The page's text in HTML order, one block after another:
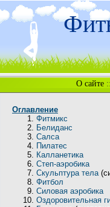
О сайте
Оглавление
Фитмикс
Белиданс
Салса
Пилатес
Калланетика
Степ-аэробика
Скульптура тела
Фитбол
Силовая аэробика
Оздоровительная